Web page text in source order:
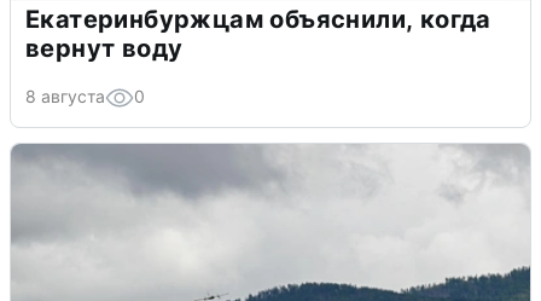
Екатеринбуржцам объяснили, когда
вернут воду
8 августа 0